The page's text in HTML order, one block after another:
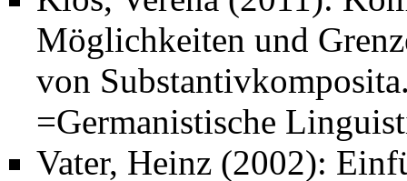
Möglichkeiten und
von
=Germanistische
Vater, Heinz (2002):